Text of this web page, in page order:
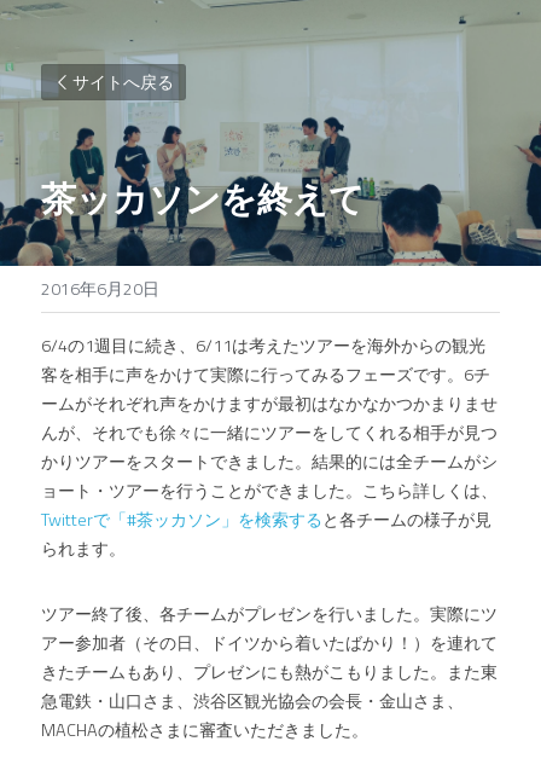
サイトへ戻る
茶ッカソンを終えて
2016年6月20日
6/4の1週目に続き、6/11は考えたツアーを海外からの観光
客を相手に声をかけて実際に行ってみるフェーズです。6チ
ームがそれぞれ声をかけますが最初はなかなかつかまりませ
んが、それでも徐々に一緒にツアーをしてくれる相手が見つ
かりツアーをスタートできました。結果的には全チームがシ
ョート・ツアーを行うことができました。こちら詳しくは、
Twitterで「#茶ッカソン」を検索すると各チームの様子が見
られます。
ツアー終了後、各チームがプレゼンを行いました。実際にツ
アー参加者（その日、ドイツから着いたばかり！）を連れて
きたチームもあり、プレゼンにも熱がこもりました。また東
急電鉄・山口さま、渋谷区観光協会の会長・金山さま、
MACHAの植松さまに審査いただきました。